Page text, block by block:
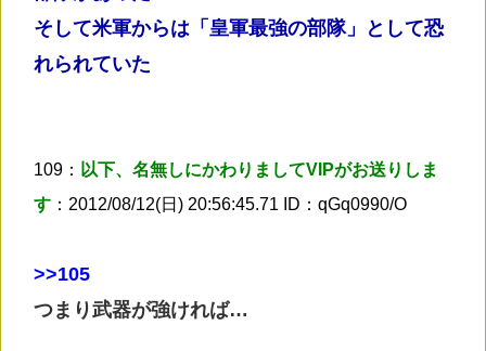
そして米軍からは「皇軍最強の部隊」として恐
れられていた
109： 以下、名無しにかわりましてVIPがお送りしま
す ：2012/08/12(日) 20:56:45.71 ID：qGq0990/O
>>105
つまり武器が強ければ…